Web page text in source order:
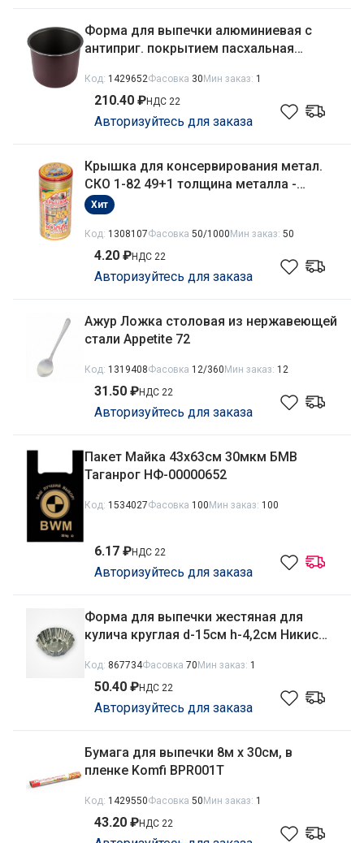
Форма для выпечки алюминиевая с
антиприг. покрытием пасхальная
Код: 1429652Фасовка 30 Мин заказ: 1
210.40 ₽НДС 22
Авторизуйтесь для заказа
Крышка для консервирования метал.
СКО 1-82 49+1 толщина металла -
0,18мм, внутр. покрытие - лак Полинка
золотая
Хит
Код: 1308107Фасовка 50/1000 Мин заказ: 50
4.20 ₽НДС 22
Авторизуйтесь для заказа
Ажур Ложка столовая из нержавеющей
стали Appetite 72
Код: 1319408Фасовка 12/360 Мин заказ: 12
31.50 ₽НДС 22
Авторизуйтесь для заказа
Пакет Майка 43х63см 30мкм БМВ
Таганрог НФ-00000652
Код: 1534027Фасовка 100 Мин заказ: 100
6.17 ₽НДС 22
Авторизуйтесь для заказа
Форма для выпечки жестяная для
кулича круглая d-15см h-4,2см Никис
Код: 867734Фасовка 70Мин заказ: 1
50.40 ₽НДС 22
Авторизуйтесь для заказа
Бумага для выпечки 8м х 30см, в
пленке Komfi BPR001Т
Код: 1429550Фасовка 50Мин заказ: 1
43.20 ₽НДС 22